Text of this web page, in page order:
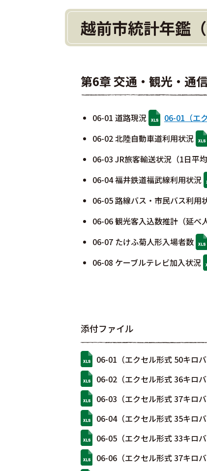
越前市統計年鑑（
第6章 交通・観光・通
06-01 道路現況
06-01（エ
06-02 北陸自動車道利用状況
06-03 JR旅客輸送状況（1日平
06-04 福井鉄道福武線利用状況
06-05 路線バス・市民バス利用
06-06 観光客入込数推計（延べ
06-07 たけふ菊人形入場者数
06-08 ケーブルテレビ加入状況
添付ファイル
06-01（エクセル形式 50キロバ
06-02（エクセル形式 36キロバ
06-03（エクセル形式 37キロバ
06-04（エクセル形式 35キロバ
06-05（エクセル形式 33キロバ
06-06（エクセル形式 37キロバ